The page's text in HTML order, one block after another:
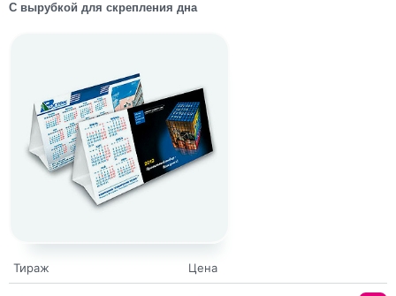
С вырубкой для скрепления дна
Тираж Цена